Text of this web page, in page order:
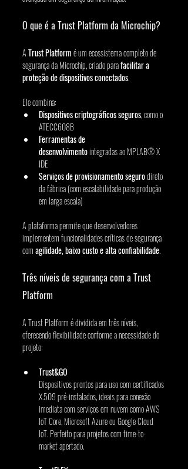
O que é a Trust Platform da Microchip?
A Trust Platform é um ecossistema completo de
segurança da Microchip, criado para facilitar a
proteção de dispositivos conectados.
Ele combina:
Dispositivos criptográficos seguros, como o
ATECC608B
Ferramentas de
desenvolvimento integradas ao MPLAB® X
IDE
Serviços de provisionamento seguro direto
da fábrica (com escalabilidade para produção
em larga escala)
A plataforma permite que desenvolvedores
implementem funcionalidades críticas de segurança
com agilidade, baixo custo e alta confiabilidade.
Três níveis de segurança com a Trust
Platform
A Trust Platform é dividida em três níveis,
oferecendo flexibilidade conforme a necessidade do
projeto:
Trust&GO
Dispositivos prontos para uso com certificados
X.509 pré-instalados, ideais para conexão
imediata com serviços em nuvem como AWS
IoT Core, Microsoft Azure ou Google Cloud
IoT. Perfeito para projetos com time-to-
market apertado.